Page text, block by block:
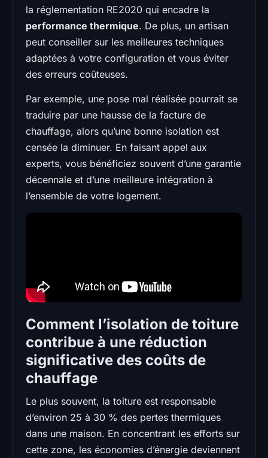
la réglementation RE2020 qui encadre la
performance thermique. De plus, un artisan
peut conseiller sur les meilleures techniques
adaptées à votre configuration et vous éviter
des erreurs coûteuses.
Par exemple, une pose mal réalisée pourrait se
traduire par une hausse de la facture de
chauffage, alors qu’une bonne isolation est
censée la diminuer. En faisant appel aux
experts, vous bénéficiez souvent d’une garantie
décennale et d’une meilleure intégration à
l’ensemble de votre logement.
Comment l’isolation de toiture
contribue à une réduction
significative des coûts de
chauffage
Le plus souvent, la toiture est responsable
d’environ 25 à 30 % des pertes thermiques
dans une maison. En concentrant les efforts sur
cette zone, les économies d’énergie deviennent